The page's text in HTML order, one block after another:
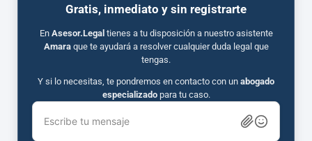
Gratis, inmediato y sin registrarte
En Asesor.Legal tienes a tu disposición a nuestro asistente
Amaraque te ayudará a resolver cualquier duda legal que
tengas.
Y si lo necesitas, te pondremos en contacto con un abogado
especializadopara tu caso.
Escribe tu mensaje